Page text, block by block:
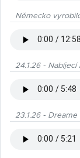
Německo
24.1.26 -
23.1.26 -